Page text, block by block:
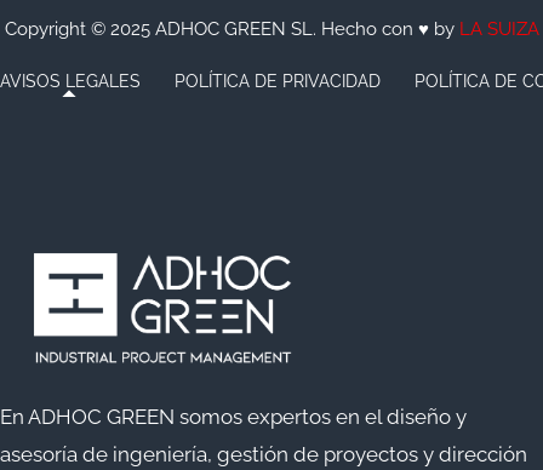
Copyright © 2025 ADHOC GREEN SL. Hecho con ♥ by LA SUIZA
AVISOS LEGALES POLÍTICA DE PRIVACIDAD POLÍTICA DE
En ADHOC GREEN somos expertos en el diseño y
asesoría de ingeniería, gestión de proyectos y dirección